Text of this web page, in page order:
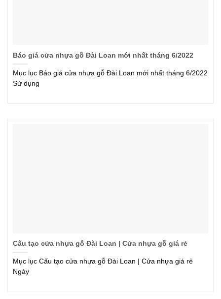
Báo giá cửa nhựa gỗ Đài Loan mới nhất tháng 6/2022
Mục lục Báo giá cửa nhựa gỗ Đài Loan mới nhất tháng 6/2022
Sử dụng
Cấu tạo cửa nhựa gỗ Đài Loan | Cửa nhựa gỗ giá rẻ
Mục lục Cấu tạo cửa nhựa gỗ Đài Loan | Cửa nhựa giá rẻ
Ngày